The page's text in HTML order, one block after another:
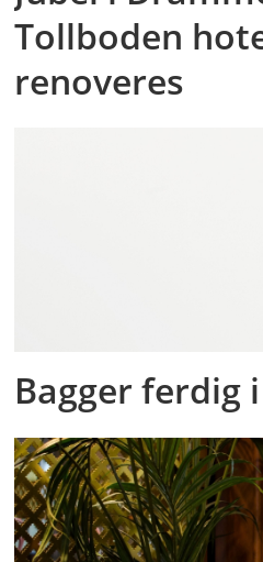
Tollboden
renoveres
Bagger ferdig